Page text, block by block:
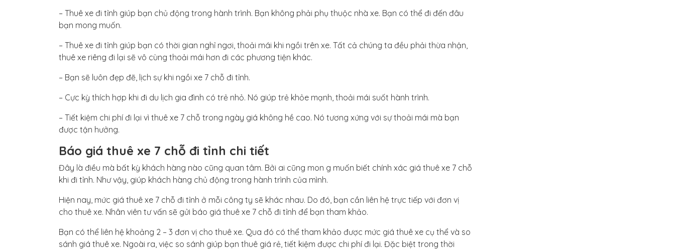
– Thuê xe đi tỉnh giúp bạn chủ động trong hành trình. Bạn không phải phụ thuộc nhà xe. Bạn có thể đi đến đâu
bạn mong muốn.
– Thuê xe đi tỉnh giúp bạn có thời gian nghỉ ngơi, thoải mái khi ngồi trên xe. Tất cả chúng ta đều phải thừa nhận,
thuê xe riêng đi lại sẽ vô cùng thoải mái hơn đi các phương tiện khác.
– Bạn sẽ luôn đẹp đẽ, lịch sự khi ngồi xe 7 chỗ đi tỉnh.
– Cực kỳ thích hợp khi đi du lịch gia đình có trẻ nhỏ. Nó giúp trẻ khỏe mạnh, thoải mái suốt hành trình.
– Tiết kiệm chi phí đi lại vì thuê xe 7 chỗ trong ngày giá không hề cao. Nó tương xứng với sự thoải mái mà bạn
được tận hưởng.
Báo giá thuê xe 7 chỗ đi tỉnh chi tiết
Đây là điều mà bất kỳ khách hàng nào cũng quan tâm. Bởi ai cũng mon g muốn biết chính xác giá thuê xe 7 chỗ
khi đi tỉnh. Như vậy, giúp khách hàng chủ động trong hành trình của mình.
Hiện nay, mức giá thuê xe 7 chỗ đi tỉnh ở mỗi công ty sẽ khác nhau. Do đó, bạn cần liên hệ trực tiếp với đơn vị
cho thuê xe. Nhân viên tư vấn sẽ gửi báo giá thuê xe 7 chỗ đi tỉnh để bạn tham khảo.
Bạn có thể liên hệ khoảng 2 – 3 đơn vị cho thuê xe. Qua đó có thể tham khảo được mức giá thuê xe cụ thể và so
sánh giá thuê xe. Ngoài ra, việc so sánh giúp bạn thuê giá rẻ, tiết kiệm được chi phí đi lại. Đặc biệt trong thời